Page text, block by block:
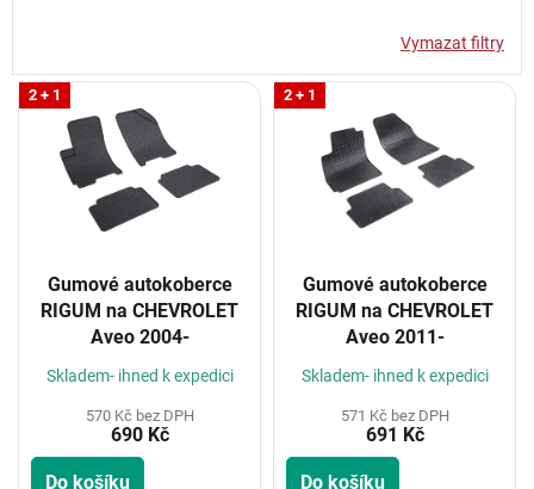
Vymazat filtry
V
ý
2 + 1
Gumové autokoberce
RIGUM na CHEVROLET
Aveo 2004-
Skladem- ihned k expedici
570 Kč bez DPH
690 Kč
Do košíku
2 + 1
Gumové autokoberce
RIGUM na CHEVROLET
Aveo 2011-
Skladem- ihned k expedici
571 Kč bez DPH
691 Kč
Do košíku